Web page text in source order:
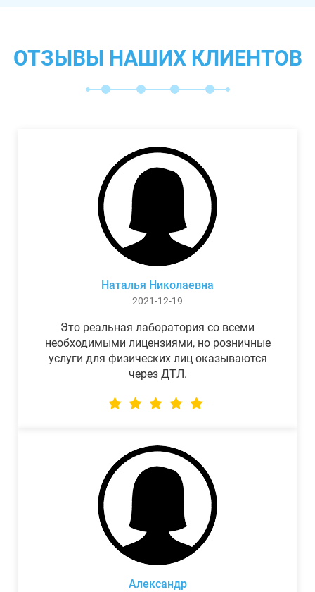
ОТЗЫВЫ НАШИХ КЛИЕНТОВ
Наталья Николаевна
2021-12-19
Это реальная лаборатория со всеми
необходимыми лицензиями, но розничные
услуги для физических лиц оказываются
через ДТЛ.
Александр